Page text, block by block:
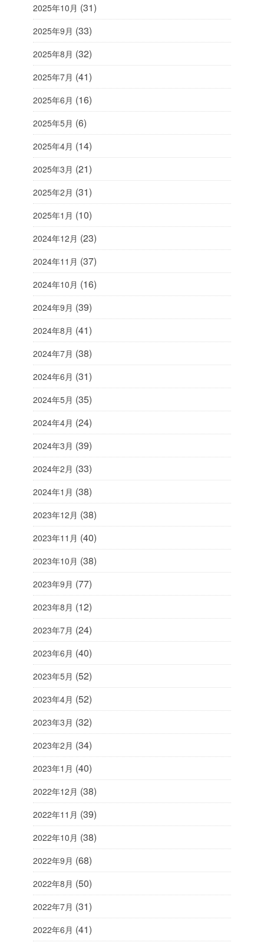
2025年10月 (31)
2025年9月 (33)
2025年8月 (32)
2025年7月 (41)
2025年6月 (16)
2025年5月 (6)
2025年4月 (14)
2025年3月 (21)
2025年2月 (31)
2025年1月 (10)
2024年12月 (23)
2024年11月 (37)
2024年10月 (16)
2024年9月 (39)
2024年8月 (41)
2024年7月 (38)
2024年6月 (31)
2024年5月 (35)
2024年4月 (24)
2024年3月 (39)
2024年2月 (33)
2024年1月 (38)
2023年12月 (38)
2023年11月 (40)
2023年10月 (38)
2023年9月 (77)
2023年8月 (12)
2023年7月 (24)
2023年6月 (40)
2023年5月 (52)
2023年4月 (52)
2023年3月 (32)
2023年2月 (34)
2023年1月 (40)
2022年12月 (38)
2022年11月 (39)
2022年10月 (38)
2022年9月 (68)
2022年8月 (50)
2022年7月 (31)
2022年6月 (41)